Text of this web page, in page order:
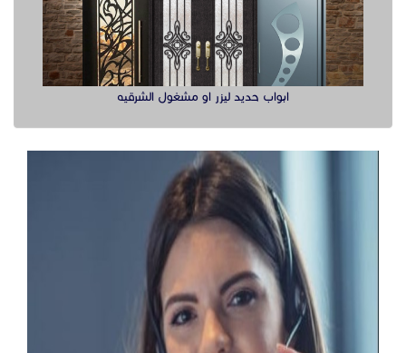
ابواب حديد ليزر او مشغول الشرقيه